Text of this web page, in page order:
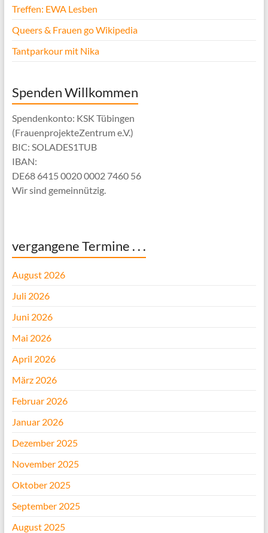
Treffen: EWA Lesben
Queers & Frauen go Wikipedia
Tantparkour mit Nika
Spenden Willkommen
Spendenkonto: KSK Tübingen
(FrauenprojekteZentrum e.V.)
BIC: SOLADES1TUB
IBAN:
DE68 6415 0020 0002 7460 56
Wir sind gemeinnützig.
vergangene Termine . . .
August 2026
Juli 2026
Juni 2026
Mai 2026
April 2026
März 2026
Februar 2026
Januar 2026
Dezember 2025
November 2025
Oktober 2025
September 2025
August 2025